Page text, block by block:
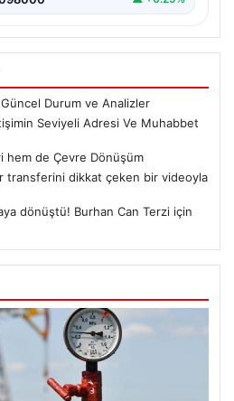
Durum ve Analizler
Seviyeli Adresi Ve Muhabbet
hem de Çevre Dönüşüm
transferini dikkat çeken bir videoyla
dönüştü! Burhan Can Terzi için